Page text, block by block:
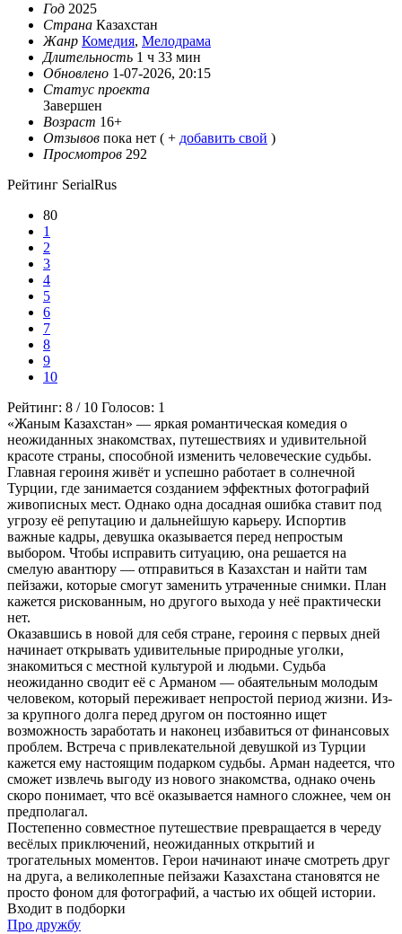
Год 2025
Страна Казахстан
Жанр Комедия, Мелодрама
Длительность 1 ч 33 мин
Обновлено 1-07-2026, 20:15
Статус проекта
Завершен
Возраст 16+
Отзывов пока нет ( + добавить свой )
Просмотров 292
Рейтинг SerialRus
80
1
2
3
4
5
6
7
8
9
10
Рейтинг: 8 / 10 Голосов: 1
«Жаным Казахстан» — яркая романтическая комедия о
неожиданных знакомствах, путешествиях и удивительной
красоте страны, способной изменить человеческие судьбы.
Главная героиня живёт и успешно работает в солнечной
Турции, где занимается созданием эффектных фотографий
живописных мест. Однако одна досадная ошибка ставит под
угрозу её репутацию и дальнейшую карьеру. Испортив
важные кадры, девушка оказывается перед непростым
выбором. Чтобы исправить ситуацию, она решается на
смелую авантюру — отправиться в Казахстан и найти там
пейзажи, которые смогут заменить утраченные снимки. План
кажется рискованным, но другого выхода у неё практически
нет.
Оказавшись в новой для себя стране, героиня с первых дней
начинает открывать удивительные природные уголки,
знакомиться с местной культурой и людьми. Судьба
неожиданно сводит её с Арманом — обаятельным молодым
человеком, который переживает непростой период жизни. Из-
за крупного долга перед другом он постоянно ищет
возможность заработать и наконец избавиться от финансовых
проблем. Встреча с привлекательной девушкой из Турции
кажется ему настоящим подарком судьбы. Арман надеется, что
сможет извлечь выгоду из нового знакомства, однако очень
скоро понимает, что всё оказывается намного сложнее, чем он
предполагал.
Постепенно совместное путешествие превращается в череду
весёлых приключений, неожиданных открытий и
трогательных моментов. Герои начинают иначе смотреть друг
на друга, а великолепные пейзажи Казахстана становятся не
просто фоном для фотографий, а частью их общей истории.
Входит в подборки
Про дружбу